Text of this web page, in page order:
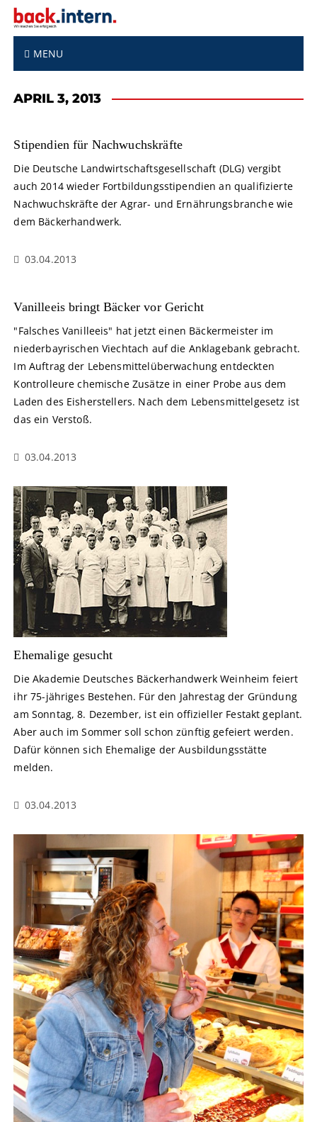
MENU
APRIL 3, 2013
Stipendien für Nachwuchskräfte
Die Deutsche Landwirtschaftsgesellschaft (DLG) vergibt
auch 2014 wieder Fortbildungsstipendien an qualifizierte
Nachwuchskräfte der Agrar- und Ernährungsbranche wie
dem Bäckerhandwerk.
03.04.2013
Vanilleeis bringt Bäcker vor Gericht
"Falsches Vanilleeis" hat jetzt einen Bäckermeister im
niederbayrischen Viechtach auf die Anklagebank gebracht.
Im Auftrag der Lebensmittelüberwachung entdeckten
Kontrolleure chemische Zusätze in einer Probe aus dem
Laden des Eisherstellers. Nach dem Lebensmittelgesetz ist
das ein Verstoß.
03.04.2013
Ehemalige gesucht
Die Akademie Deutsches Bäckerhandwerk Weinheim feiert
ihr 75-jähriges Bestehen. Für den Jahrestag der Gründung
am Sonntag, 8. Dezember, ist ein offizieller Festakt geplant.
Aber auch im Sommer soll schon zünftig gefeiert werden.
Dafür können sich Ehemalige der Ausbildungsstätte
melden.
03.04.2013